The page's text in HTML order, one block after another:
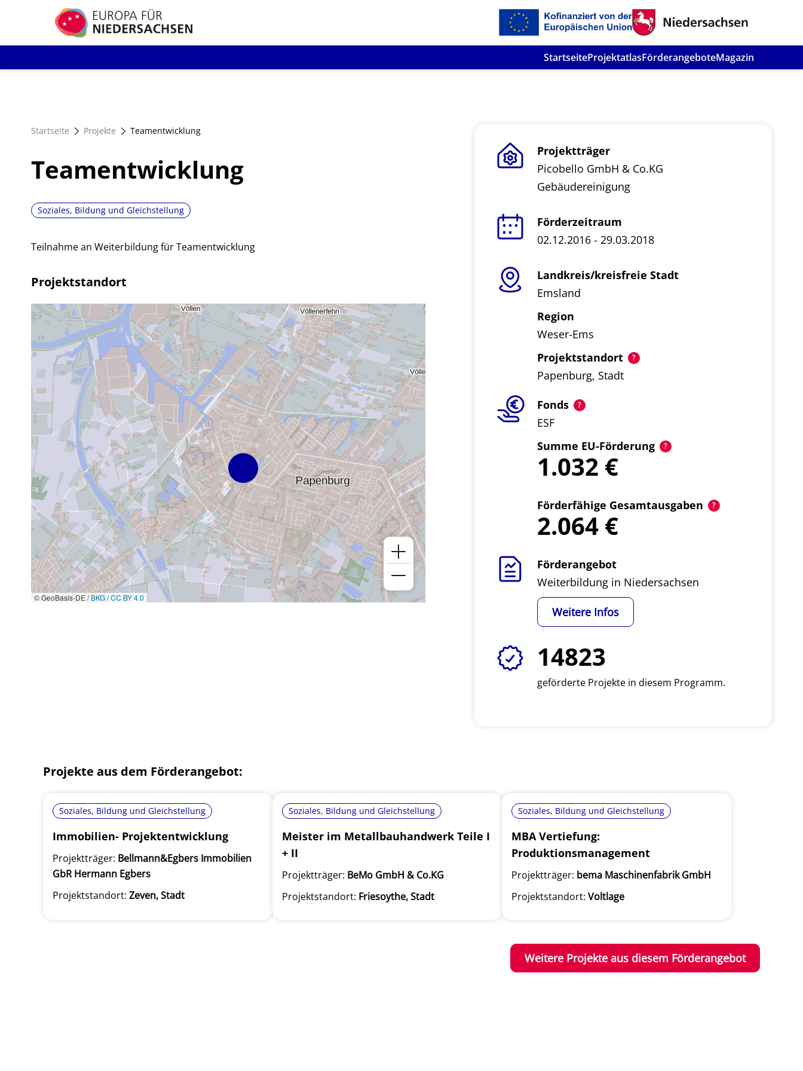
StartseiteProjektatlasFörderangeboteMagazin
Startseite Projekte Teamentwicklung
Teamentwicklung
Soziales, Bildung und Gleichstellung
Teilnahme an Weiterbildung für Teamentwicklung
Projektstandort
© GeoBasis-DE /BKG/CC BY 4.0
Projektträger
Picobello GmbH & Co.KG
Gebäudereinigung
Förderzeitraum
02.12.2016 - 29.03.2018
Landkreis/kreisfreie Stadt
Emsland
Region
Weser-Ems
Projektstandort
Papenburg, Stadt
Fonds
ESF
Summe EU-Förderung
1.032
Förderfähige Gesamtausgaben
2.064
Förderangebot
Weiterbildung in Niedersachsen
Weitere Infos
14823
geförderte Projekte in diesem Programm.
Projekte aus dem Förderangebot:
Soziales, Bildung und Gleichstellung
Immobilien- Projektentwicklung
Projektträger: Bellmann&Egbers Immobilien
GbR Hermann Egbers
Projektstandort: Zeven, Stadt
Soziales, Bildung und Gleichstellung
Meister im Metallbauhandwerk Teile I
+ II
Projektträger: BeMo GmbH & Co.KG
Projektstandort: Friesoythe, Stadt
Soziales, Bildung und Gleichstellung
MBA Vertiefung:
Produktionsmanagement
Projektträger: bema Maschinenfabrik GmbH
Projektstandort: Voltlage
Weitere Projekte aus diesem Förderangebot